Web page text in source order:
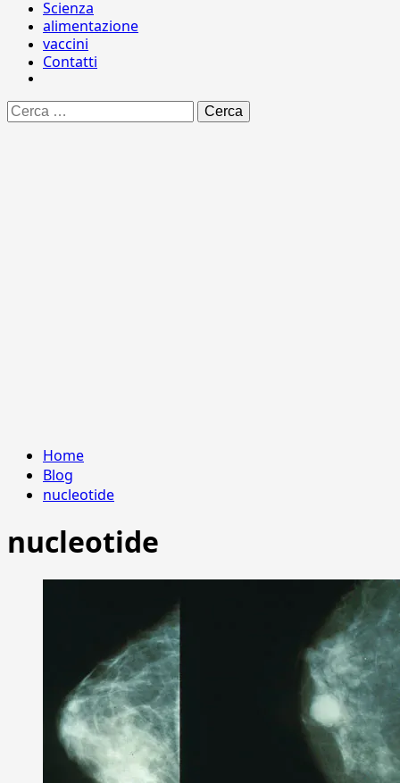
Scienza
alimentazione
vaccini
Contatti
Ricerca
per:
Home
Blog
nucleotide
nucleotide